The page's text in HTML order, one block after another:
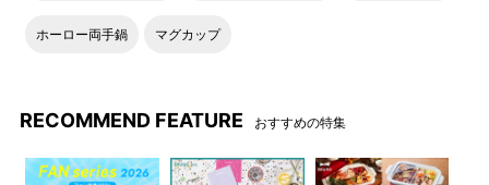
ホーロー両手鍋 マグカップ
RECOMMEND FEATURE おすすめの特集